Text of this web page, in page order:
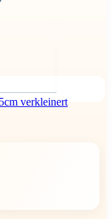
verkleinert